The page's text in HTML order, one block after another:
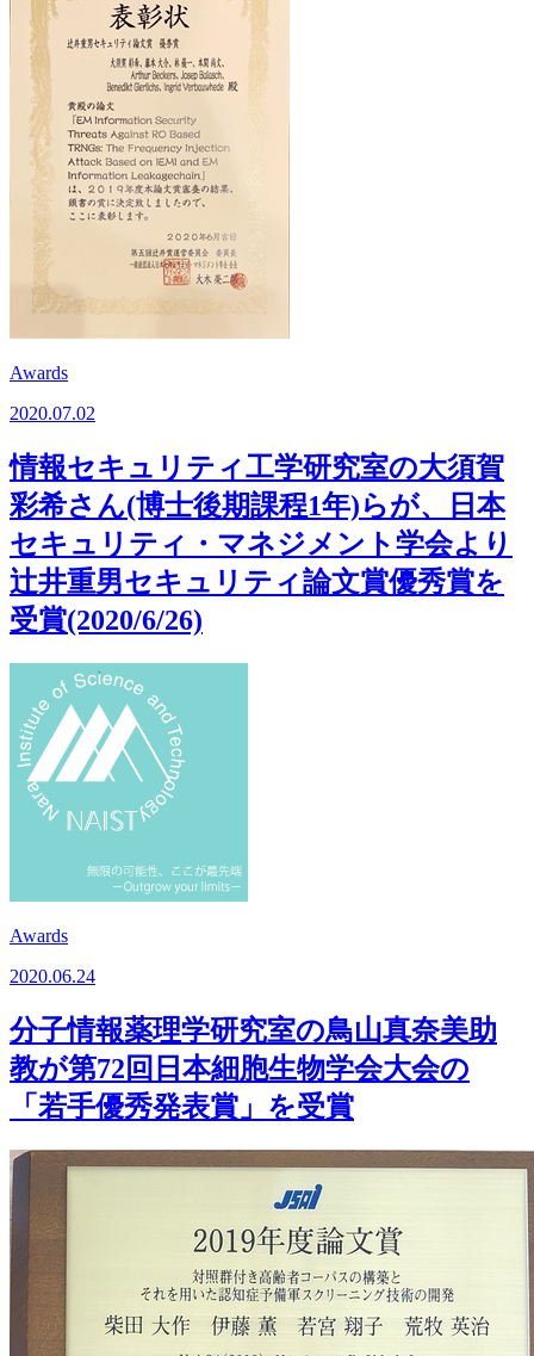
Awards
2020.07.02
情報セキュリティ工学研究室の大須賀
彩希さん(博士後期課程1年)らが、日本
セキュリティ・マネジメント学会より
辻井重男セキュリティ論文賞優秀賞を
受賞(2020/6/26)
Awards
2020.06.24
分子情報薬理学研究室の鳥山真奈美助
教が第72回日本細胞生物学会大会の
「若手優秀発表賞」を受賞